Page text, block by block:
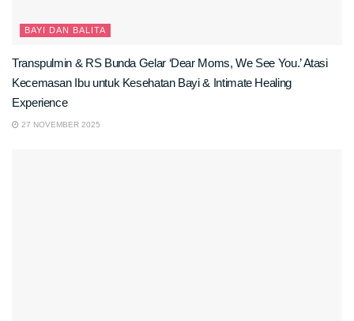
BAYI DAN BALITA
Transpulmin & RS Bunda Gelar ‘Dear Moms, We See You.’ Atasi
Kecemasan Ibu untuk Kesehatan Bayi & Intimate Healing
Experience
27 NOVEMBER 2025